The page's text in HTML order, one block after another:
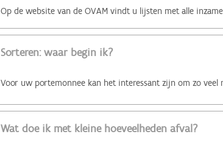
Sorteren: waar begin ik?
Wat doe ik met kleine hoeveelheden afval?